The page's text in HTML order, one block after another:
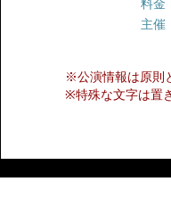
料金
主催
※公演情報は原則
※特殊な文字は置